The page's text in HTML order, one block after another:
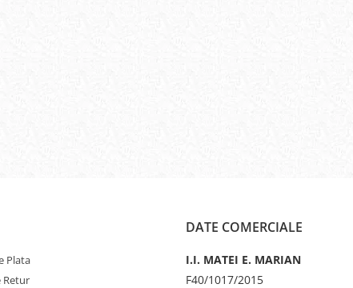
Plata
Retur
DATE COMERCIALE
I.I. MATEI E. MARIAN
F40/1017/2015